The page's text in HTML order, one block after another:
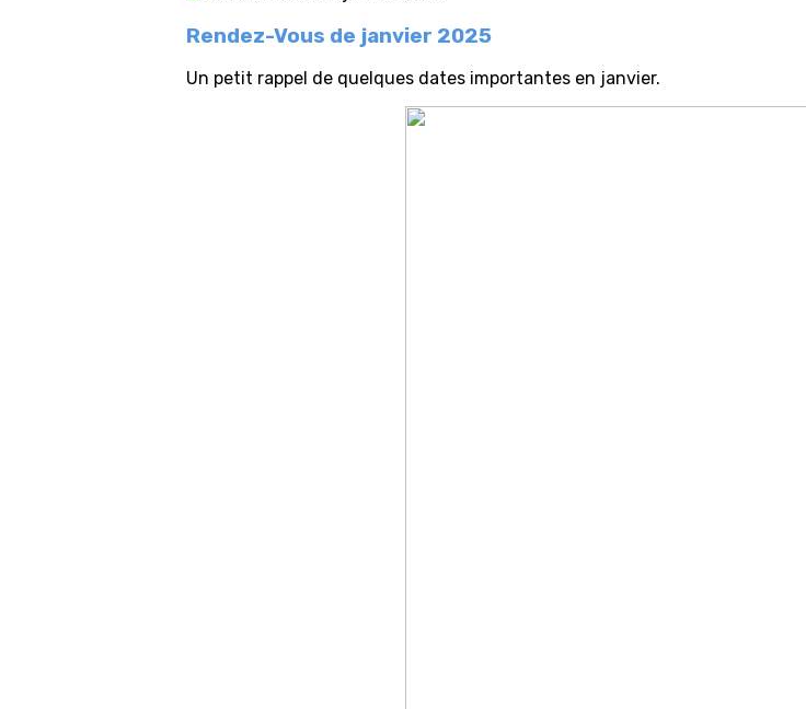
Rendez-Vous de janvier 2025
Un petit rappel de quelques dates importantes en janvier.